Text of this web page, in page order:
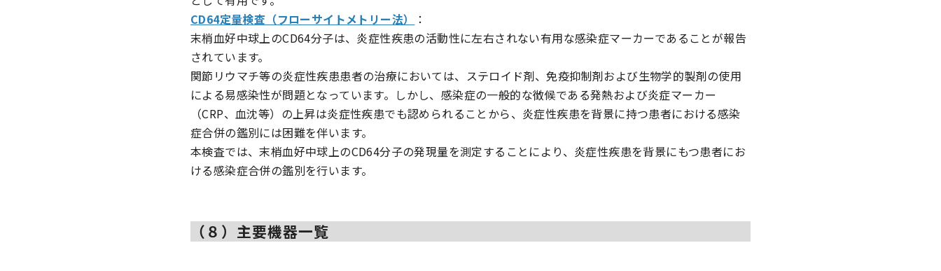
CD64定量検査（フローサイトメトリー法）
：
末梢血好中球上のCD64分子は、炎症性疾患の活動性に左右されない有用な感染症マーカーであることが報告
されています。
関節リウマチ等の炎症性疾患患者の治療においては、ステロイド剤、免疫抑制剤および生物学的製剤の使用
による易感染性が問題となっています。しかし、感染症の一般的な徴候である発熱および炎症マーカー
（CRP、血沈等）の上昇は炎症性疾患でも認められることから、炎症性疾患を背景に持つ患者における感染
症合併の鑑別には困難を伴います。
本検査では、末梢血好中球上のCD64分子の発現量を測定することにより、炎症性疾患を背景にもつ患者にお
ける感染症合併の鑑別を行います。
（８）主要機器一覧